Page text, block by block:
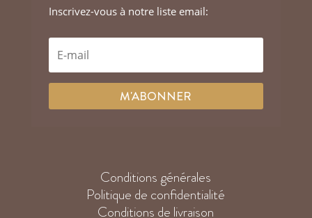
Inscrivez-vous à notre liste email:
M'ABONNER
Conditions générales
Politique de confidentialité
Conditions de livraison